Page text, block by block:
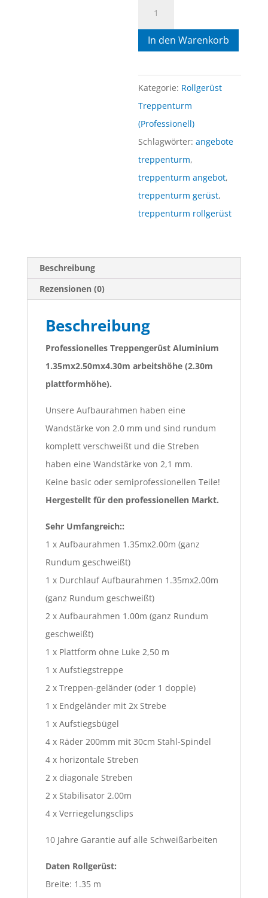
1.35m
2.50m
x
4.30m
Menge
In den Warenkorb
Kategorie: Rollgerüst
Treppenturm
(Professionell)
Schlagwörter:angebote
treppenturm,
treppenturm angebot,
treppenturm gerüst,
treppenturm rollgerüst
Beschreibung
Rezensionen (0)
Beschreibung
Professionelles Treppengerüst Aluminium
1.35mx2.50mx4.30m arbeitshöhe (2.30m
plattformhöhe).
Unsere Aufbaurahmen haben eine
Wandstärke von 2.0 mm und sind rundum
komplett verschweißt und die Streben
haben eine Wandstärke von 2,1 mm.
Keine basic oder semiprofessionellen Teile!
Hergestellt für den professionellen Markt.
Sehr Umfangreich::
1 x Aufbaurahmen 1.35mx2.00m (ganz
Rundum geschweißt)
1 x Durchlauf Aufbaurahmen 1.35mx2.00m
(ganz Rundum geschweißt)
2 x Aufbaurahmen 1.00m (ganz Rundum
geschweißt)
1 x Plattform ohne Luke 2,50 m
1 x Aufstiegstreppe
2 x Treppen-geländer (oder 1 dopple)
1 x Endgeländer mit 2x Strebe
1 x Aufstiegsbügel
4 x Räder 200mm mit 30cm Stahl-Spindel
4 x horizontale Streben
2 x diagonale Streben
2 x Stabilisator 2.00m
4 x Verriegelungsclips
10 Jahre Garantie auf alle Schweißarbeiten
Daten Rollgerüst:
Breite: 1.35 m